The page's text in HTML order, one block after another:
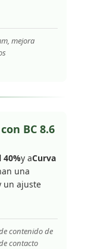
mejora
BC 8.6
40%y aCurva
una
un ajuste
contenido de
contacto